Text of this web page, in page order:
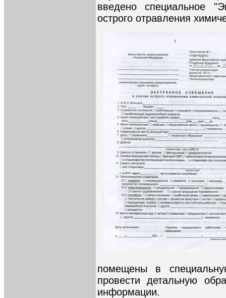
введено специальное
острого отравления
помещены в
провести детальную
информации.